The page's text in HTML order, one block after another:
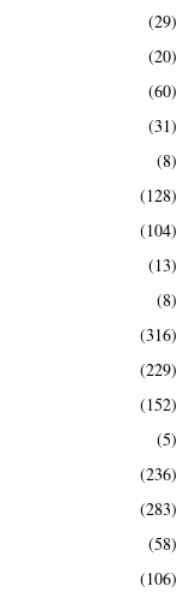
(29)
(20)
(60)
(31)
(8)
(128)
(104)
(13)
(8)
(316)
(229)
(152)
(5)
(236)
(283)
(58)
(106)